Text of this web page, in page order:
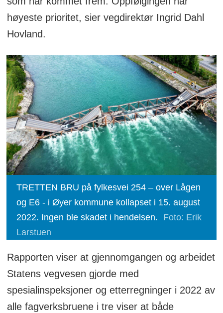
høyeste prioritet, sier vegdirektør Ingrid Dahl
Hovland.
TRETTEN BRU på fylkesvei 254 – over Lågen
og E6 - i Øyer kommune kollapset i 15. august
2022. Ingen ble skadet i hendelsen.
Foto: Erik
Larstuen
Rapporten viser at gjennomgangen og arbeidet
Statens vegvesen gjorde med
spesialinspeksjoner og etterregninger i 2022 av
alle fagverksbruene i tre viser at både